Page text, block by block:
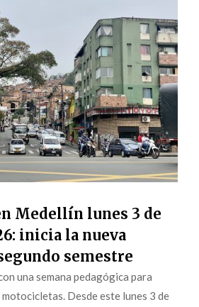
Medellín lunes 3 de
inicia la nueva
semestre
una semana pedagógica para
Desde este lunes 3 de